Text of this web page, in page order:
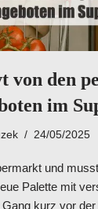
von den
im
24/05/2025
und
Palette mit
Gang kurz vor